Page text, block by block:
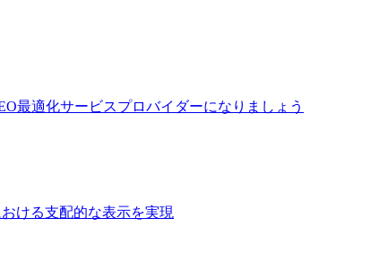
最適化サービスプロバイダーになりましょう
ける支配的な表示を実現​